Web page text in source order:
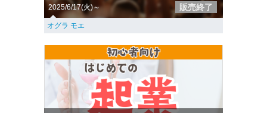
2025/6/17(火)～ 販売終了
オグラ モエ